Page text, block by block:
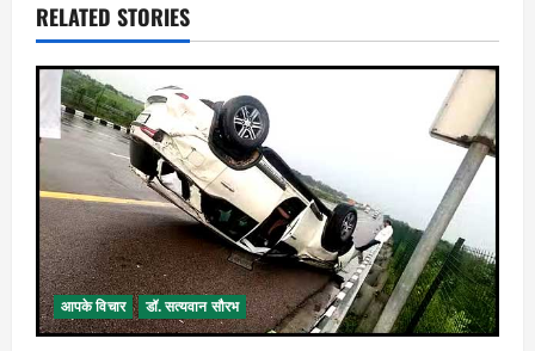
RELATED STORIES
आपके विचार डॉ. सत्यवान सौरभ